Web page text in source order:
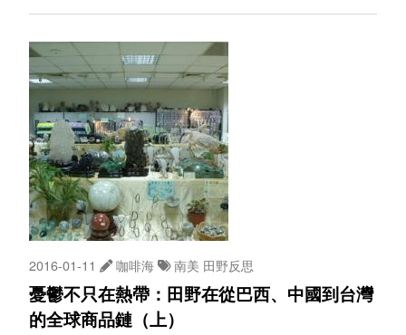
2016-01-11 咖啡海 南美 田野反思
憂鬱不只在熱帶：田野在從巴西、中國到台灣
的全球商品鏈（上）